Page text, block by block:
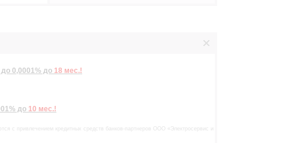
0,0001% до 18 мес.!
до 10 мес.!
с привлечением кредитных средств банков-партнеров ООО «Электросервис и